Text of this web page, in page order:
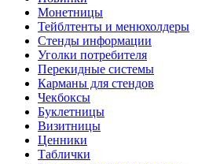
Монетницы
Тейблтенты и менюхолдеры
Стенды информации
Уголки потребителя
Перекидные системы
Карманы для стендов
Чекбоксы
Буклетницы
Визитницы
Ценники
Таблички